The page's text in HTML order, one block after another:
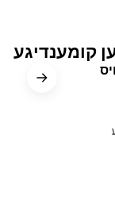
קומענדיגע